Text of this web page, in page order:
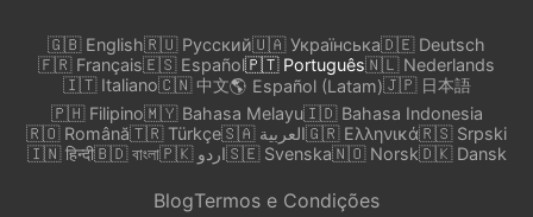
🇬🇧 English🇷🇺 Русский🇺🇦 Українська🇩🇪 Deutsch
🇫🇷 Français🇪🇸 Español🇵🇹 Português🇳🇱 Nederlands
🇮🇹 Italiano🇨🇳 中文🌎 Español (Latam)🇯🇵 日本語
🇵🇭 Filipino🇲🇾 Bahasa Melayu🇮🇩 Bahasa Indonesia
🇷🇴 Română🇹🇷 Türkçe 🇸🇦 العربية🇬🇷 Ελληνικά🇷🇸 Srpski
🇮🇳 हिन्दी🇧🇩 বাংলা 🇵🇰 اردو🇸🇪 Svenska🇳🇴 Norsk🇩🇰 Dansk
BlogTermos e Condições